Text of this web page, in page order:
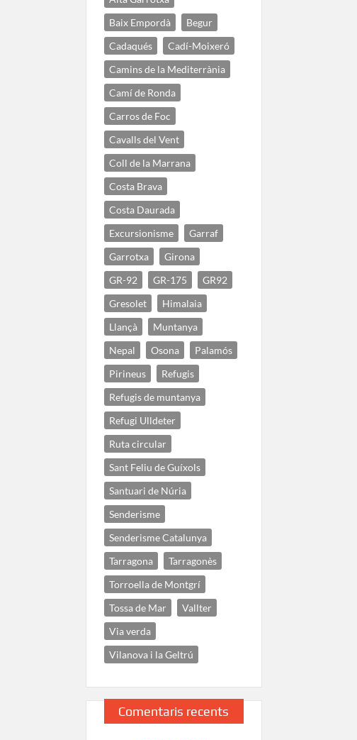
Baix Empordà
Begur
Cadaqués
Cadí-Moixeró
Camins de la Mediterrània
Camí de Ronda
Carros de Foc
Cavalls del Vent
Coll de la Marrana
Costa Brava
Costa Daurada
Excursionisme
Garraf
Garrotxa
Girona
GR-92
GR-175
GR92
Gresolet
Himalaia
Llançà
Muntanya
Nepal
Osona
Palamós
Pirineus
Refugis
Refugis de muntanya
Refugi Ulldeter
Ruta circular
Sant Feliu de Guíxols
Santuari de Núria
Senderisme
Senderisme Catalunya
Tarragona
Tarragonès
Torroella de Montgrí
Tossa de Mar
Vallter
Via verda
Vilanova i la Geltrú
Comentaris recents